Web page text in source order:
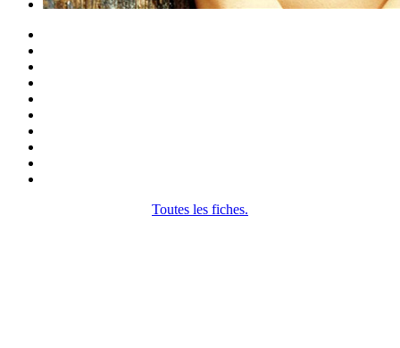
Toutes les fiches.